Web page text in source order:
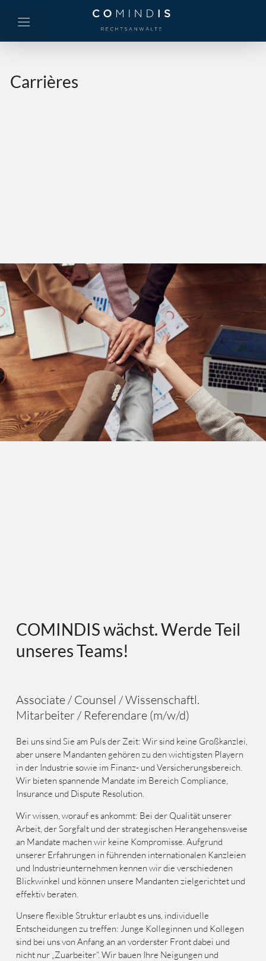
Carrières
COMINDIS wächst. Werde Teil
unseres Teams!
Associate / Counsel / Wissenschaftl.
Mitarbeiter / Referendare (m/w/d)
Bei uns sind Sie am Puls der Zeit: Wir sind keine Großkanzlei,
aber unsere Mandanten gehören zu den wichtigsten Playern
in der Industrie sowie im Finanz- und Versicherungsbereich.
Wir bieten spannende Mandate im Bereich Compliance,
Insurance und Dispute Resolution.
Wir wissen, worauf es ankommt: Bei der Qualität unserer
Arbeit, der Sorgfalt und der strategischen Herangehensweise
an Mandate machen wir keine Kompromisse. Aufgrund
unserer Erfahrungen in führenden internationalen Kanzleien
und Industrieunternehmen kennen wir die verschiedenen
Blickwinkel und können unsere Mandanten zielgerichtet und
effektiv beraten.
Unsere flexible Struktur erlaubt es uns, individuelle
Entscheidungen zu treffen: Junge Kolleginnen und Kollegen
sind bei uns von Anfang an an vorderster Front dabei und
nicht nur „Zuarbeiter“. Wir bauen Ihre Neigungen und